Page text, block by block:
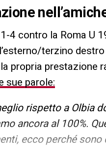
4 contro la Roma U
terzino destro
propria prestazione
sue parole:
rispetto a Olbia
ancora al 100%.
ecco perché